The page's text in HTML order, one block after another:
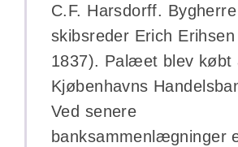
C.F. Harsdorff.
skibsreder Erich
1837). Palæet blev købt
Kjøbenhavns
Ved senere
banksammenlægninger